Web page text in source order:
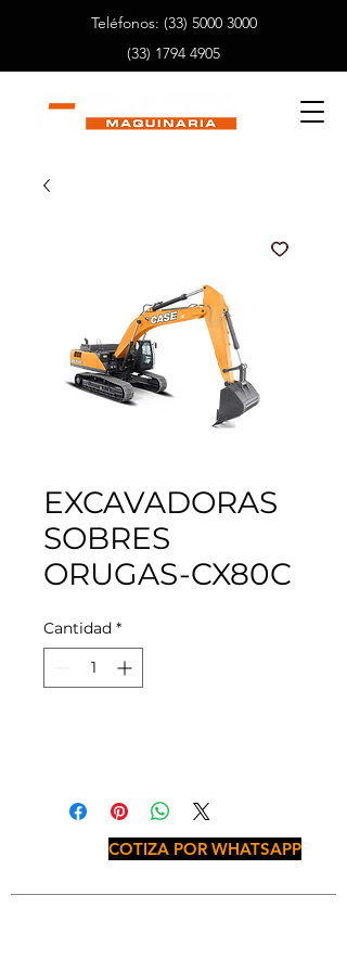
Teléfonos: (33) 5000 3000
(33) 1794 4905
EXCAVADORAS
SOBRES
ORUGAS-CX80C
Cantidad *
COTIZA POR WHATSAPP